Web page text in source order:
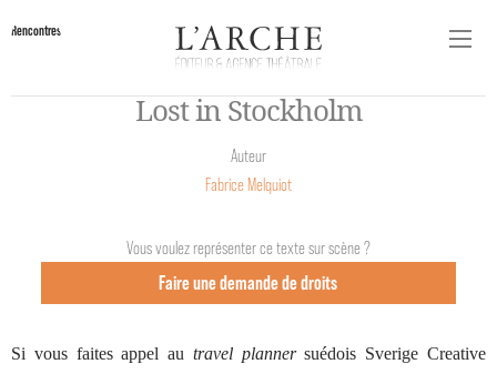
Rencontres
Lost in Stockholm
Auteur
Fabrice Melquiot
Vous voulez représenter ce texte sur scène ?
Faire une demande de droits
Si vous faites appel au travel planner suédois Sverige Creative